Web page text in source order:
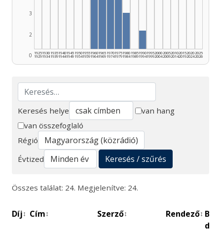
0
2
3
1925
1929
1930
1934
1935
1939
1940
1944
1945
1949
1950
1954
1955
1959
1960
1964
1965
1969
1970
1974
1975
1979
1980
1984
1985
1989
1990
1994
1995
1999
2000
2004
2005
2009
2010
2014
2015
2019
2020
2024
2025
2026
Keresés
Keresés helye
van hang
van összefoglaló
Régió
Évtized
Keresés / szűrés
Összes találat: 24. Megjelenítve: 24.
Díj↕ Cím↕ Szerző↕ Rendező↕